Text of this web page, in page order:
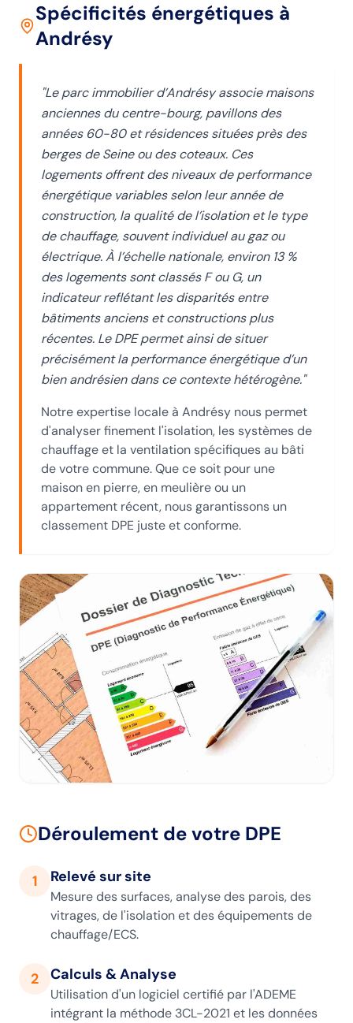
Spécificités énergétiques à
Andrésy
"Le parc immobilier d’Andrésy associe maisons
anciennes du centre-bourg, pavillons des
années 60-80 et résidences situées près des
berges de Seine ou des coteaux. Ces
logements offrent des niveaux de performance
énergétique variables selon leur année de
construction, la qualité de l’isolation et le type
de chauffage, souvent individuel au gaz ou
électrique. À l’échelle nationale, environ 13 %
des logements sont classés F ou G, un
indicateur reflétant les disparités entre
bâtiments anciens et constructions plus
récentes. Le DPE permet ainsi de situer
précisément la performance énergétique d’un
bien andrésien dans ce contexte hétérogène."
Notre expertise localeà Andrésy nous permet
d'analyser finement l'isolation, les systèmes de
chauffage et la ventilation spécifiques au bâti
de votre commune. Que ce soit pour une
maison en pierre, en meulière ou un
appartement récent, nous garantissons un
classement DPE juste et conforme.
Déroulement de votre DPE
1 Relevé sur site
Mesure des surfaces, analyse des parois, des
vitrages, de l'isolation et des équipements de
chauffage/ECS.
2 Calculs & Analyse
Utilisation d'un logiciel certifié par l'ADEME
intégrant la méthode 3CL-2021 et les données